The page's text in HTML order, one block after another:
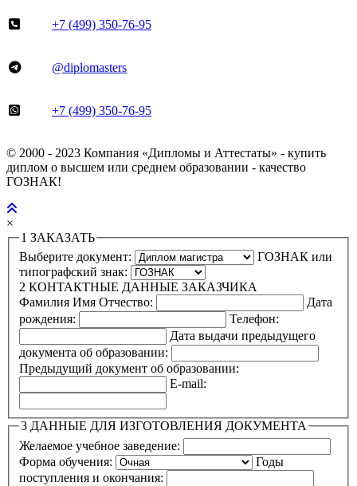
+7 (499) 350-76-95
@diplomasters
+7 (499) 350-76-95
© 2000 - 2023 Компания «Дипломы и Аттестаты» - купить
диплом о высшем или среднем образовании - качество
ГОЗНАК!
×
1 ЗАКАЗАТЬ
Выберите документ:
ГОЗНАК или
типографский знак:
2 КОНТАКТНЫЕ ДАННЫЕ ЗАКАЗЧИКА
Фамилия Имя Отчество:
Дата
рождения:
Телефон:
Дата выдачи предыдущего
документа об образовании:
Предыдущий документ об образовании:
E-mail:
3 ДАННЫЕ ДЛЯ ИЗГОТОВЛЕНИЯ ДОКУМЕНТА
Желаемое учебное заведение:
Форма обучения:
Годы
поступления и окончания: